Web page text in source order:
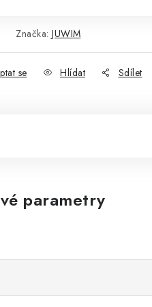
Značka: JUWIM
se Hlídat Sdílet
parametry